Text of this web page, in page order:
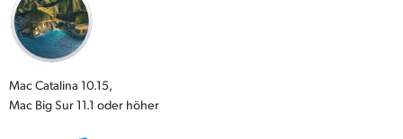
Mac Catalina 10.15,
Mac Big Sur 11.1 oder höher